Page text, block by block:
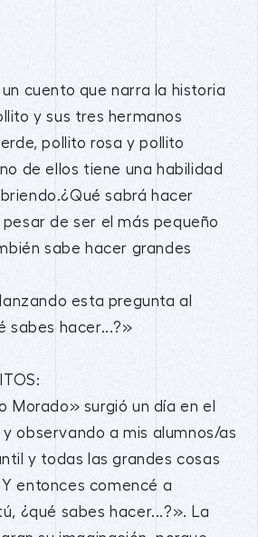
cuento que narra la historia
y sus tres hermanos
pollito rosa y pollito
de ellos tiene una habilidad
sabrá hacer
de ser el más pequeño
sabe hacer grandes
esta pregunta al
sabes hacer...?»
Morado» surgió un día en el
observando a mis alumnos/as
y todas las grandes cosas
entonces comencé a
¿qué sabes hacer...?». La